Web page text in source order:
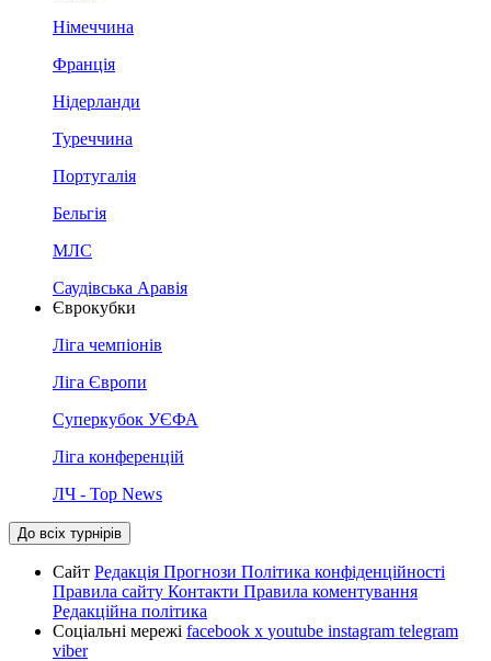
Німеччина
Франція
Нідерланди
Туреччина
Португалія
Бельгія
МЛС
Саудівська Аравія
Єврокубки
Ліга чемпіонів
Ліга Європи
Суперкубок УЄФА
Ліга конференцій
ЛЧ - Top News
До всіх турнірів
Сайт Редакція Прогнози Політика конфіденційності
Правила сайту Контакти Правила коментування
Редакційна політика
Соціальні мережі facebook x youtube instagram telegram
viber